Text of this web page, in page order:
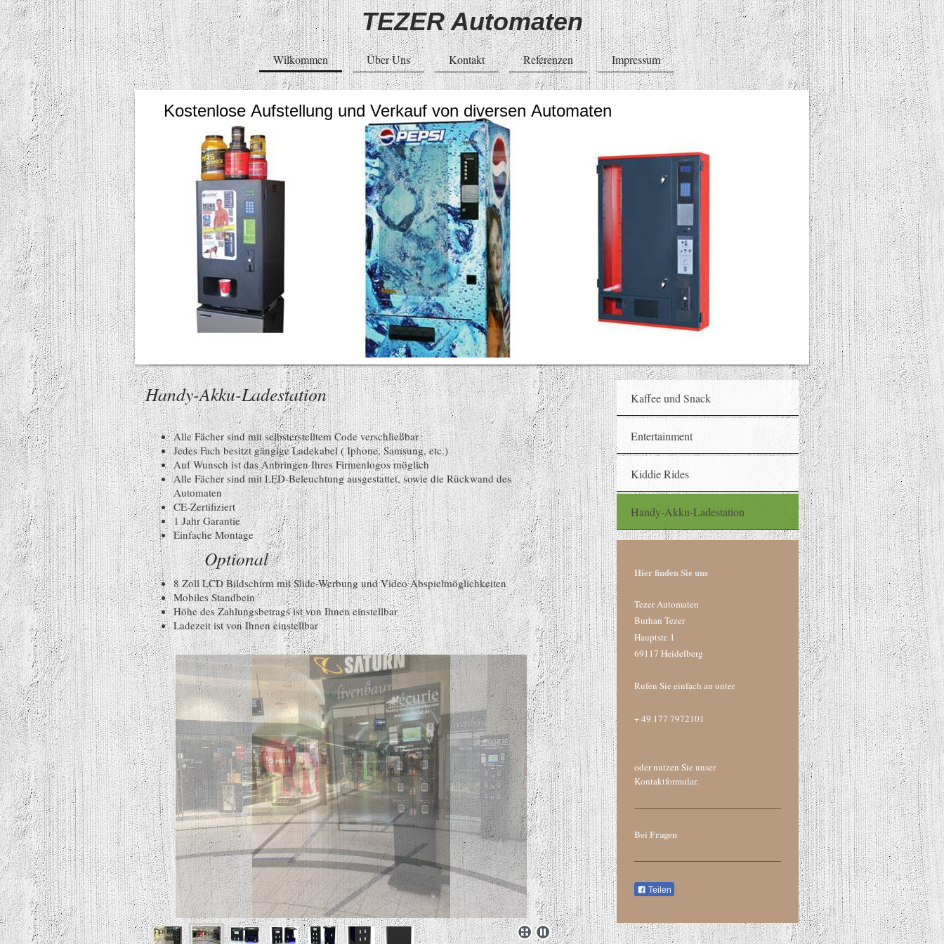
TEZER Automaten
Wilkommen Über Uns Kontakt Referenzen Impressum
Kostenlose Aufstellung und Verkauf von diversen Automaten
Handy-Akku-Ladestation
Alle Fächer sind mit selbsterstelltem Code verschließbar
Jedes Fach besitzt gängige Ladekabel ( Iphone, Samsung, etc.)
Auf Wunsch ist das Anbringen Ihres Firmenlogos möglich
Alle Fächer sind mit LED-Beleuchtung ausgestattet, sowie die Rückwand des
Automaten
CE-Zertifiziert
1 Jahr Garantie
Einfache Montage
Optional
8 Zoll LCD Bildschirm mit Slide-Werbung und Video Abspielmöglichkeiten
Mobiles Standbein
Höhe des Zahlungsbetrags ist von Ihnen einstellbar
Ladezeit ist von Ihnen einstellbar
Kaffee und Snack
Entertainment
Kiddie Rides
Handy-Akku-Ladestation
Hier finden Sie uns
Tezer Automaten
Burhan Tezer
Hauptstr. 1
69117 Heidelberg
Rufen Sie einfach an unter
+ 49 177 7972101
oder nutzen Sie unser
Kontaktformular.
Bei Fragen
Teilen